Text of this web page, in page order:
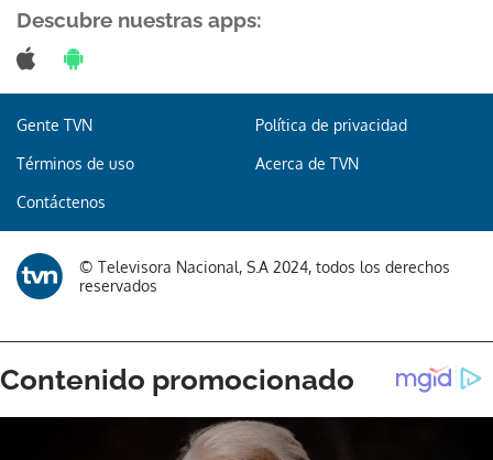
Descubre nuestras apps:
Gente TVN Política de privacidad
Términos de uso Acerca de TVN
Contáctenos
© Televisora Nacional, S.A 2024, todos los derechos
reservados